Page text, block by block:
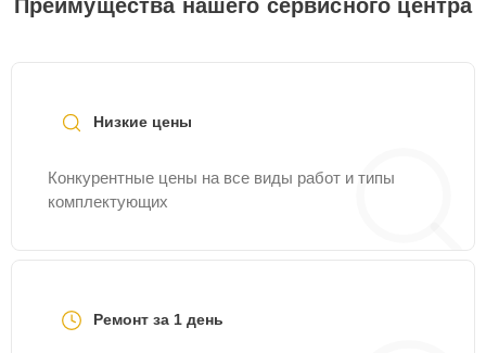
Преимущества нашего сервисного центра
Низкие цены
Конкурентные цены на все виды работ и типы
комплектующих
Ремонт за 1 день